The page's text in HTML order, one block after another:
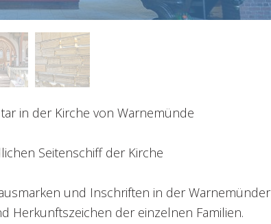
in der Kirche von Warnemünde
Seitenschiff der Kirche
und Inschriften in der Warnemünder
Herkunftszeichen der einzelnen Familien.